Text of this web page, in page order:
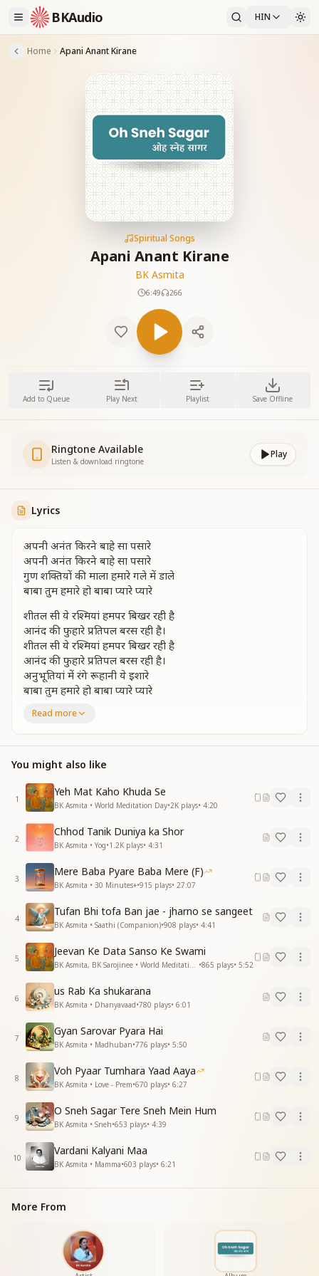
BKAudio HIN
Home Apani Anant Kirane
Spiritual Songs
Apani Anant Kirane
BK Asmita
6:49 266
Add to Queue Play Next Playlist Save Offline
Ringtone Available
Listen & download ringtone
Play
Lyrics
अपनी अनंत किरने बाहे सा पसारे
अपनी अनंत किरने बाहे सा पसारे
गुण शक्तियों की माला हमारे गले में डाले
बाबा तुम हमारे हो बाबा प्यारे प्यारे
शीतल सी ये रश्मियां हमपर बिखर रही है
आनंद की फुहारे प्रतिपल बरस रही है।
शीतल सी ये रश्मियां हमपर बिखर रही है
आनंद की फुहारे प्रतिपल बरस रही है।
अनुभूतियां में रंगे रूहानी ये इशारे
बाबा तुम हमारे हो बाबा प्यारे प्यारे
जो बीज में है एक विशाल तरूवर समाया
जो बीज में है एक विशाल तरूवर समाया
तुममें होकर लवलीन तुमसा स्वरूप पाया
अव्यक्त है अनूठे न्यारे ये नजारे
बाबा तुम हमारे हो बाबा प्यारे प्यारे
है ब्रम्ह घर में ये अरुणिमा सी फैली है लाली
अनुपम ये शाश्वत है शांति सुख की छटा निराली
है ब्रम्ह घर में ये अरुणिमा सी फैली है लाली
अनुपम ये शाश्वत है शांति सुख की छटा निराली
महाचंद्र को चैतन्य तारा भले निहारे
बाबा तुम हमारे हो बाबा प्यारे प्यारे
अपनी अनंत किरने बाहे सा पसारे
अपनी अनंत किरने बाहे सा पसारे
गुण शक्तियों की माला हमारे गले में डाले
बाबा तुम हमारे हो बाबा प्यारे प्यारे
तुम हमारे हो बाबा प्यारे प्यारे
-------------------------------------
Read more
You might also like
1
Yeh Mat Kaho Khuda Se
BK Asmita • World Meditation Day•2K plays• 4:20
2
Chhod Tanik Duniya ka Shor
BK Asmita • Yog•1.2K plays• 4:31
3
Mere Baba Pyare Baba Mere (F)
BK Asmita • 30 Minutes+•915 plays• 27:07
4
Tufan Bhi tofa Ban jae - jharno se sangeet
BK Asmita • Saathi (Companion)•908 plays• 4:41
5
Jeevan Ke Data Sanso Ke Swami
•865 plays• 5:52
6
us Rab Ka shukarana
BK Asmita • Dhanyavaad•780 plays• 6:01
7
Gyan Sarovar Pyara Hai
BK Asmita • Madhuban•776 plays• 5:50
8
Voh Pyaar Tumhara Yaad Aaya
BK Asmita • Love - Prem•670 plays• 6:27
9
O Sneh Sagar Tere Sneh Mein Hum
BK Asmita • Sneh•653 plays• 4:39
10
Vardani Kalyani Maa
BK Asmita • Mamma•603 plays• 6:21
More From